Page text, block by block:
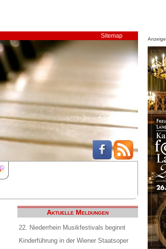
Sitemap
Aktuelle Meldungen
22. Niederrhein Musikfestivals beginnt
Kinderführung in der Wiener Staatsoper
Anzeige